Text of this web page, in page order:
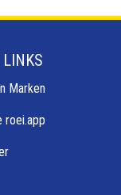
LINKS
Marken
roei.app